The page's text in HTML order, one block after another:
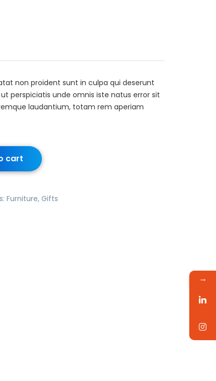
non proident sunt in culpa qui deserunt
perspiciatis unde omnis iste natus error sit
laudantium, totam rem aperiam
cart
Furniture, Gifts
→